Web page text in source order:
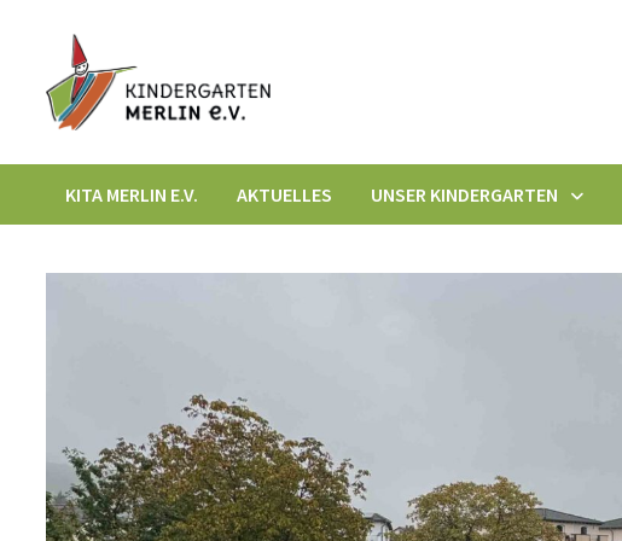
springen
KITA MERLIN E.V. AKTUELLES UNSER KINDERGARTEN